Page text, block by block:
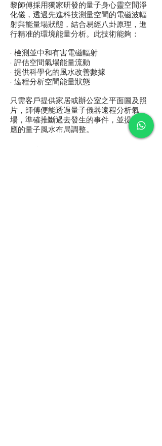
黎師傅採用獨家研發的量子身心靈空間淨
化儀，透過先進科技測量空間的電磁波輻
射與能量場狀態，結合易經八卦原理，進
行精准的環境能量分析。此技術能夠：
· 檢測並中和有害電磁輻射
· 評估空間氣場能量流動
· 提供科學化的風水改善數據
· 遠程分析空間能量狀態
只需客戶提供家居或辦公室之平面圖及照
片，師傅便能透過量子儀器遠程分析氣
場，準確推斷過去發生的事件，並提供相
應的量子風水布局調整。
服務客戶群體